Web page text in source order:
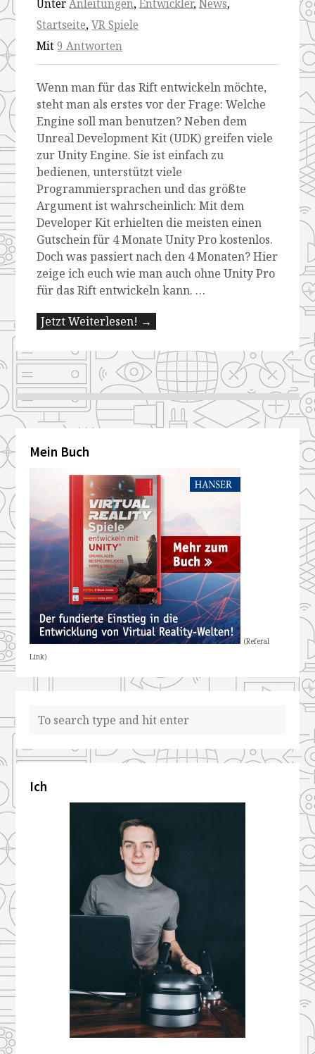
UnterAnleitungen,Entwickler,News,
Startseite,VR Spiele
Mit9 Antworten
Wenn man für das Rift entwickeln möchte,
steht man als erstes vor der Frage: Welche
Engine soll man benutzen? Neben dem
Unreal Development Kit (UDK) greifen viele
zur Unity Engine. Sie ist einfach zu
bedienen, unterstützt viele
Programmiersprachen und das größte
Argument ist wahrscheinlich: Mit dem
Developer Kit erhielten die meisten einen
Gutschein für 4 Monate Unity Pro kostenlos.
Doch was passiert nach den 4 Monaten? Hier
zeige ich euch wie man auch ohne Unity Pro
für das Rift entwickeln kann. …
Jetzt Weiterlesen! →
Mein Buch
(Referal
Link)
Ich